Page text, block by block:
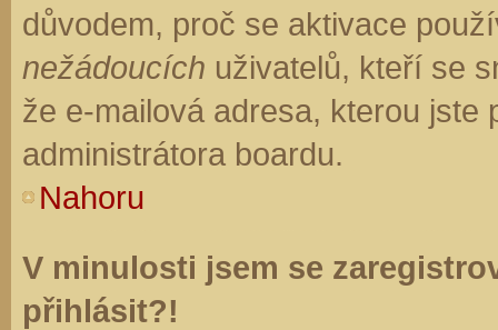
důvodem, proč se aktivace
nežádoucích uživatelů, kteří se
že e-mailová adresa, kterou jste
administrátora boardu.
Nahoru
V minulosti jsem se
přihlásit?!